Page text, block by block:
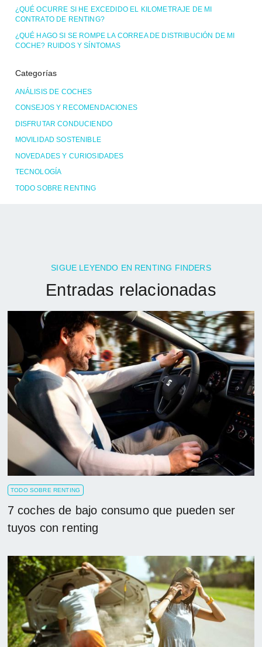
¿QUÉ OCURRE SI HE EXCEDIDO EL KILOMETRAJE DE MI
CONTRATO DE RENTING?
¿QUÉ HAGO SI SE ROMPE LA CORREA DE DISTRIBUCIÓN DE MI
COCHE? RUIDOS Y SÍNTOMAS
Categorías
ANÁLISIS DE COCHES
CONSEJOS Y RECOMENDACIONES
DISFRUTAR CONDUCIENDO
MOVILIDAD SOSTENIBLE
NOVEDADES Y CURIOSIDADES
TECNOLOGÍA
TODO SOBRE RENTING
SIGUE LEYENDO EN RENTING FINDERS
Entradas relacionadas
TODO SOBRE RENTING
7 coches de bajo consumo que pueden ser
tuyos con renting